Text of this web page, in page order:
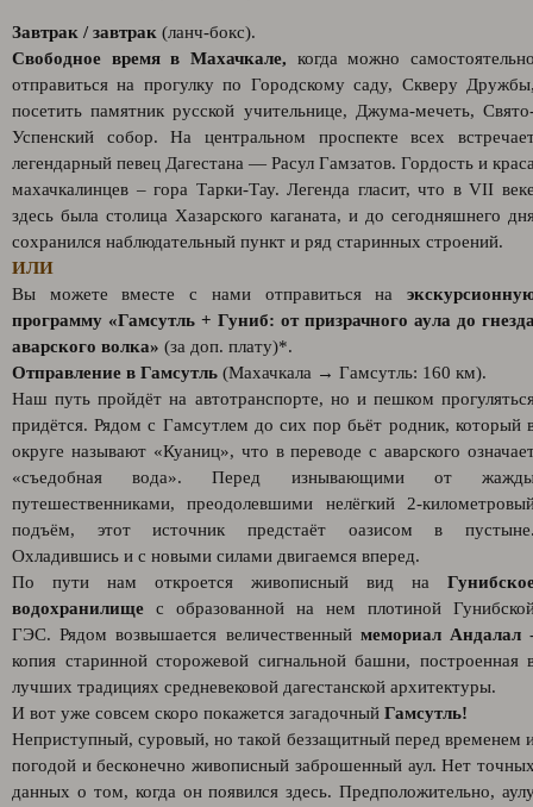
Завтрак / завтрак (ланч-бокс).
Свободное время в Махачкале, когда можно
отправиться на прогулку по Городскому саду, Скверу
посетить памятник русской учительнице, Джума-мечеть,
Успенский собор. На центральном проспекте всех
легендарный певец Дагестана — Расул Гамзатов. Гордость и
махачкалинцев – гора Тарки-Тау. Легенда гласит, что в VII
здесь была столица Хазарского каганата, и до сегодняшнего
сохранился наблюдательный пункт и ряд старинных строений.
ИЛИ
Вы можете вместе с нами отправиться на
программу «Гамсутль + Гуниб: от призрачного аула до
аварского волка» (за доп. плату)*.
Отправление в Гамсутль (Махачкала → Гамсутль: 160 км).
Наш путь пройдёт на автотранспорте, но и пешком
придётся. Рядом с Гамсутлем до сих пор бьёт родник, который
округе называют «Куаниц», что в переводе с аварского
«съедобная вода». Перед изнывающими от
путешественниками, преодолевшими нелёгкий 2-
подъём, этот источник предстаёт оазисом в
Охладившись и с новыми силами двигаемся вперед.
По пути нам откроется живописный вид на
водохранилище с образованной на нем плотиной
ГЭС. Рядом возвышается величественный мемориал Андалал
копия старинной сторожевой сигнальной башни, построенная
лучших традициях средневековой дагестанской архитектуры.
И вот уже совсем скоро покажется загадочный Гамсутль!
Неприступный, суровый, но такой беззащитный перед временем
погодой и бесконечно живописный заброшенный аул. Нет
данных о том, когда он появился здесь. Предположительно,